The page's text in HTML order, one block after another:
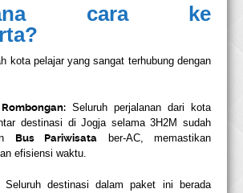
cara ke
kota pelajar yang sangat terhubung dengan
Seluruh perjalanan dari kota
destinasi di Jogja selama 3H2M sudah
Bus Pariwisata ber-AC, memastikan
efisiensi waktu.
Seluruh destinasi dalam paket ini berada